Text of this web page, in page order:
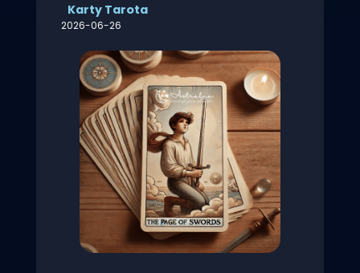
Karty Tarota
2026-06-26